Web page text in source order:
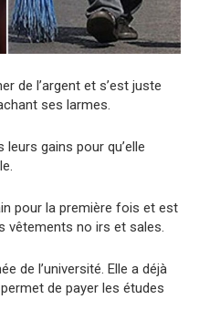
de l’argent et s’est juste
ses larmеs.
gains pour qu’elle
pour la première fois et est
vêtements no irs et salеs.
de l’université. Elle a déjà
de payer les études